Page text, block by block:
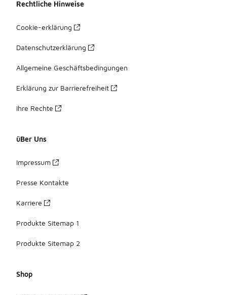
Rechtliche Hinweise
Cookie-erklärung
Datenschutzerklärung
Allgemeine Geschäftsbedingungen
Erklärung zur Barrierefreiheit
Ihre Rechte
üBer Uns
Impressum
Presse Kontakte
Karriere
Produkte Sitemap 1
Produkte Sitemap 2
Shop